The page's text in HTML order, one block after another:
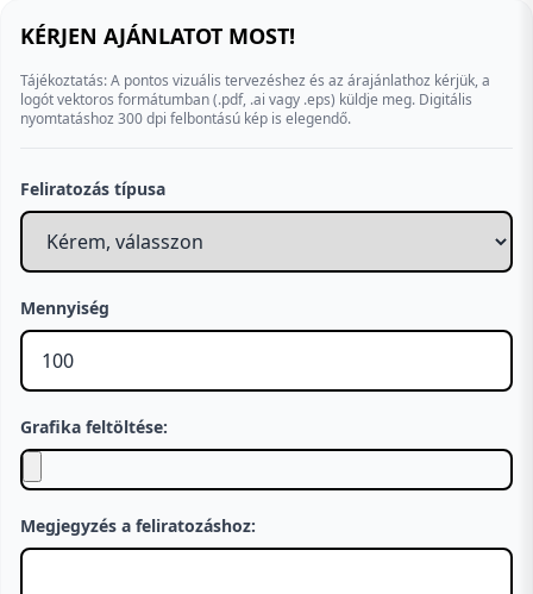
KÉRJEN AJÁNLATOT MOST!
Tájékoztatás: A pontos vizuális tervezéshez és az árajánlathoz kérjük, a
logót vektoros formátumban (.pdf, .ai vagy .eps) küldje meg. Digitális
nyomtatáshoz 300 dpi felbontású kép is elegendő.
Feliratozás típusa
Mennyiség
Grafika feltöltése:
Megjegyzés a feliratozáshoz: